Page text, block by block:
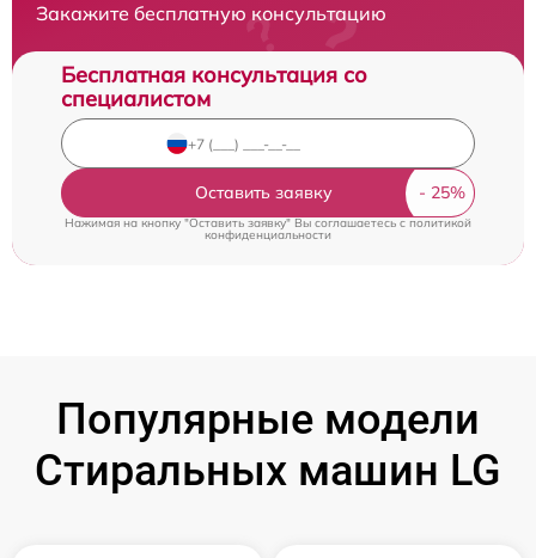
Закажите бесплатную консультацию
Бесплатная консультация со
специалистом
Оставить заявку
Нажимая на кнопку "Оставить заявку" Вы соглашаетесь cполитикой
конфиденциальности
Популярные модели
Стиральных машин LG